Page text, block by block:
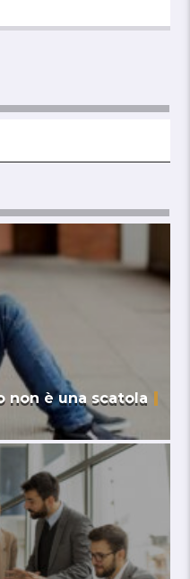
non è una scatola